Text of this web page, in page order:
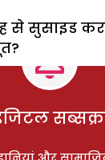
से सुसाइड